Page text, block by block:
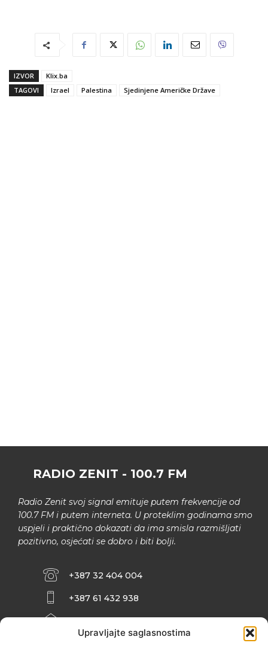
Upravljajte saglasnostima
IZVOR
Klix.ba
TAGOVI
Izrael Palestina Sjedinjene Američke Države
RADIO ZENIT - 100.7 FM
Radio Zenit svoj signal emituje putem frekvencije od
100.7 FM i putem interneta. U proteklim godinama smo
uspjeli i praktično dokazati da ima smisla razmišljati
pozitivno, osjećati se dobro i biti bolji.
+387 32 404 004
+387 61 432 938